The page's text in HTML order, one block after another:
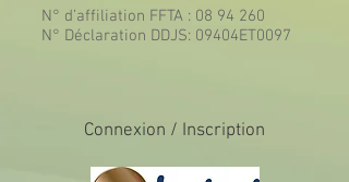
N° d’affiliation FFTA : 08 94 260
N° Déclaration DDJS: 09404ET0097
Connexion / Inscription